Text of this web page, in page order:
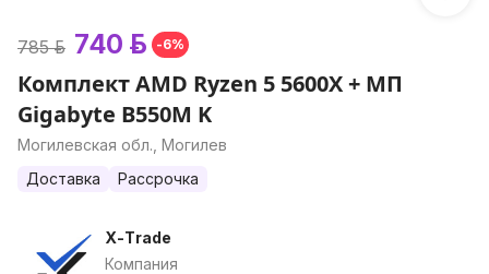
785 р. 740 р. -6%
Комплект AMD Ryzen 5 5600X + МП
Gigabyte B550M K
Могилевская обл., Могилев
Доставка
Рассрочка
X-Trade
Компания